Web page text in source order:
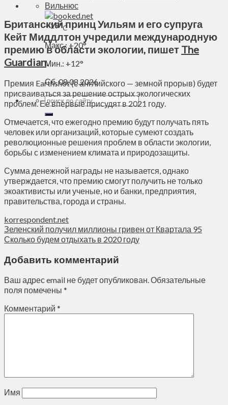
Вильнюс
+19°C
Макс.: +20°
Мин.: +12°
Сб, 08.08.2026
Британский принц Уильям и его супруга
Кейт Миддлтон учредили международную
премию в области экологии, пишет The
Guardian.
Премия Earthshot (с английского — земной прорыв) будет
присваиваться за решение острых экологических
проблем. Ее впервые присудят в 2021 году.
Отмечается, что ежегодно премию будут получать пять
человек или организаций, которые сумеют создать
революционные решения проблем в области экологии,
борьбы с изменением климата и природозащиты.
Сумма денежной награды не называется, однако
утверждается, что премию смогут получить не только
экоактивисты или ученые, но и банки, предприятия,
правительства, города и страны.
korrespondent.net
Зеленский получил миллионы гривен от Квартала 95
Сколько будем отдыхать в 2020 году
Добавить комментарий
Ваш адрес email не будет опубликован.Обязательные
поля помечены *
Комментарий *
Имя